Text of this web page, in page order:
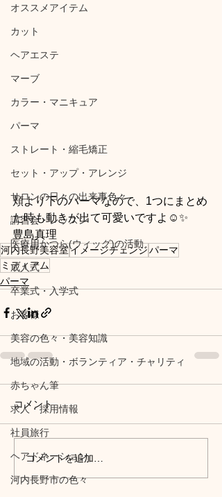
オススメアイテム
カット
ヘアエステ
マーブ
カラー・マニキュア
パーマ
ストレート・縮毛矯正
セット・アップ・アレンジ
サロンの日々の出来事色々
講習会・レッスン
医療用かつら(ウィッグ)の活動
成人式
卒業式・入学式
お客様
美容の色々・美容知識
地域の活動・ボランティア・チャリティ
赤ちゃん筆
求人・採用情報
社員旅行
ヘアドネーション
河内長野市の色々
頬より下のパーマなので、1つにまとめ
た時も動きが出て可愛いですよ☺️✨
豊島真理
河内長野美容室イメージチェンジパーマ
ミディアム
パーマ
コメント
コメントを追加…